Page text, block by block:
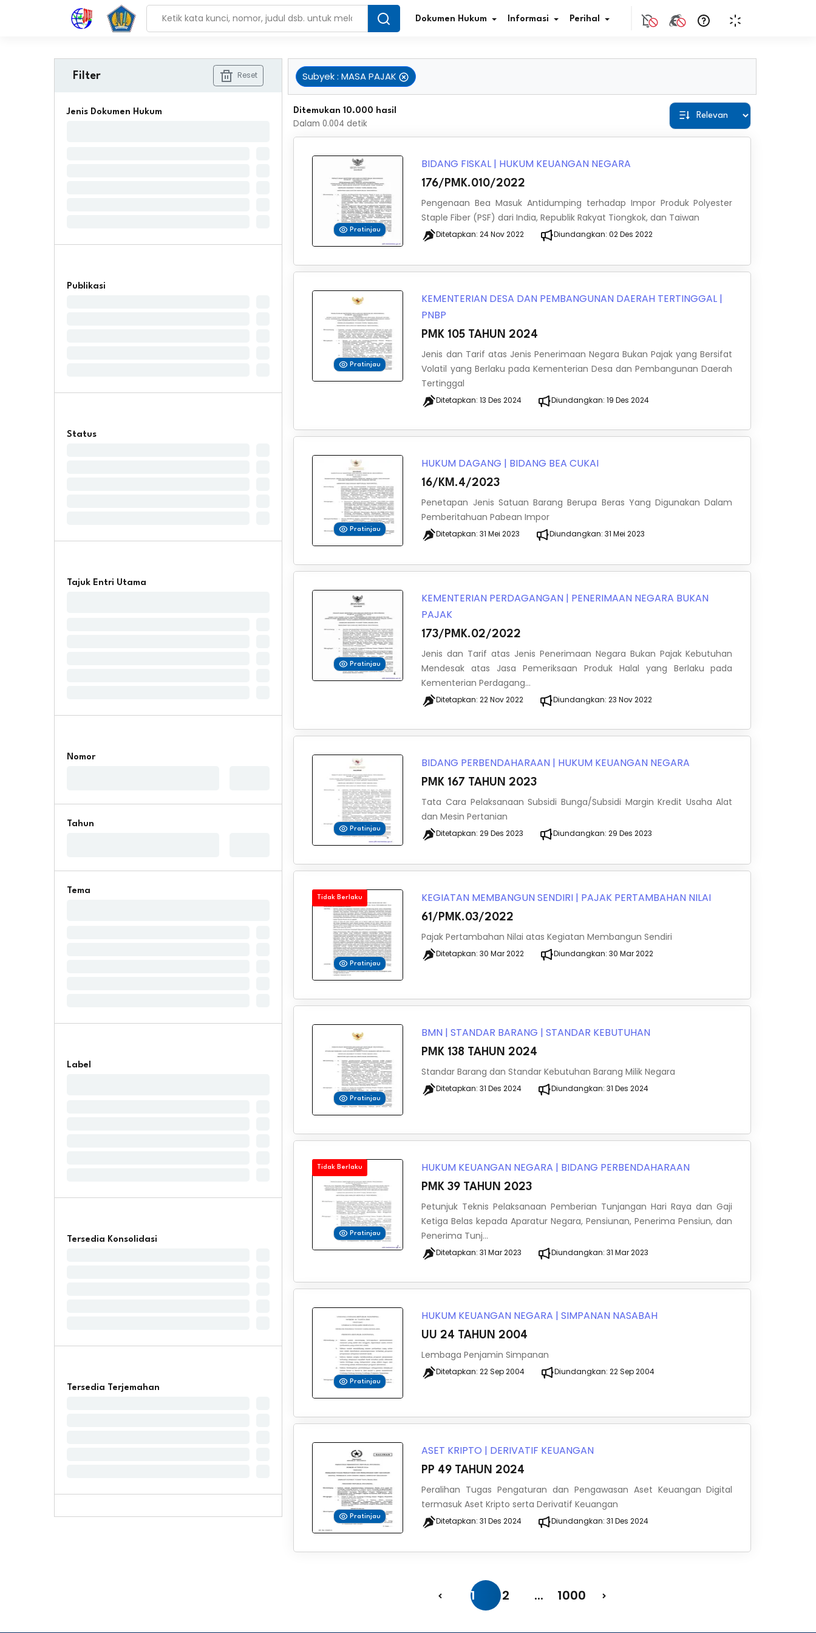
Dokumen Hukum Informasi
Infografis Regulasi
Direktori Regulasi
Program Perencanaan
Penelitian/Pengkajian Hukum
Video Sosialisasi
Kamus Hukum
Berita
Statistik
Penghargaan JDIH
Perihal
Filter Reset
Jenis Dokumen Hukum
Publikasi
Status
Tajuk Entri Utama
Nomor
Tahun
Tema
Label
Tersedia Konsolidasi
Tersedia Terjemahan
Subyek:MASA PAJAK
Ditemukan 10.000 hasil
Dalam0.004 detik
Pratinjau
BIDANG FISKAL | HUKUM KEUANGAN NEGARA
176/PMK.010/2022
Pengenaan Bea Masuk Antidumping terhadap Impor Produk Polyester
Staple Fiber (PSF) dari India, Republik Rakyat Tiongkok, dan Taiwan
Ditetapkan:24 Nov 2022 Diundangkan:02 Des 2022
Pratinjau
KEMENTERIAN DESA DAN PEMBANGUNAN DAERAH TERTINGGAL |
PNBP
PMK 105 TAHUN 2024
Jenis dan Tarif atas Jenis Penerimaan Negara Bukan Pajak yang Bersifat
Volatil yang Berlaku pada Kementerian Desa dan Pembangunan Daerah
Tertinggal
Ditetapkan:13 Des 2024 Diundangkan:19 Des 2024
Pratinjau
HUKUM DAGANG | BIDANG BEA CUKAI
16/KM.4/2023
Penetapan Jenis Satuan Barang Berupa Beras Yang Digunakan Dalam
Pemberitahuan Pabean Impor
Ditetapkan:31 Mei 2023 Diundangkan:31 Mei 2023
Pratinjau
KEMENTERIAN PERDAGANGAN | PENERIMAAN NEGARA BUKAN
PAJAK
173/PMK.02/2022
Jenis dan Tarif atas Jenis Penerimaan Negara Bukan Pajak Kebutuhan
Mendesak atas Jasa Pemeriksaan Produk Halal yang Berlaku pada
Kementerian Perdagang...
Ditetapkan:22 Nov 2022 Diundangkan:23 Nov 2022
Pratinjau
BIDANG PERBENDAHARAAN | HUKUM KEUANGAN NEGARA
PMK 167 TAHUN 2023
Tata Cara Pelaksanaan Subsidi Bunga/Subsidi Margin Kredit Usaha Alat
dan Mesin Pertanian
Ditetapkan:29 Des 2023 Diundangkan:29 Des 2023
Tidak Berlaku
Pratinjau
KEGIATAN MEMBANGUN SENDIRI | PAJAK PERTAMBAHAN NILAI
61/PMK.03/2022
Pajak Pertambahan Nilai atas Kegiatan Membangun Sendiri
Ditetapkan:30 Mar 2022 Diundangkan:30 Mar 2022
Pratinjau
BMN |STANDAR BARANG |STANDAR KEBUTUHAN
PMK 138 TAHUN 2024
Standar Barang dan Standar Kebutuhan Barang Milik Negara
Ditetapkan:31 Des 2024 Diundangkan:31 Des 2024
Tidak Berlaku
Pratinjau
HUKUM KEUANGAN NEGARA | BIDANG PERBENDAHARAAN
PMK 39 TAHUN 2023
Petunjuk Teknis Pelaksanaan Pemberian Tunjangan Hari Raya dan Gaji
Ketiga Belas kepada Aparatur Negara, Pensiunan, Penerima Pensiun, dan
Penerima Tunj...
Ditetapkan:31 Mar 2023 Diundangkan:31 Mar 2023
Pratinjau
HUKUM KEUANGAN NEGARA |SIMPANAN NASABAH
UU 24 TAHUN 2004
Lembaga Penjamin Simpanan
Ditetapkan:22 Sep 2004 Diundangkan:22 Sep 2004
Pratinjau
ASET KRIPTO | DERIVATIF KEUANGAN
PP 49 TAHUN 2024
Peralihan Tugas Pengaturan dan Pengawasan Aset Keuangan Digital
termasuk Aset Kripto serta Derivatif Keuangan
Ditetapkan:31 Des 2024 Diundangkan:31 Des 2024
1 2 ... 1000